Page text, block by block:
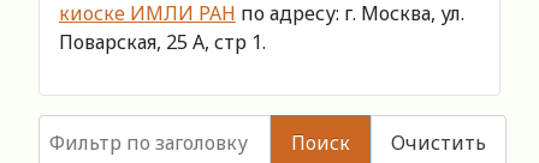
киоске ИМЛИ РАН по адресу: г. Москва, ул.
Поварская, 25 А, стр 1.
Поиск Очистить